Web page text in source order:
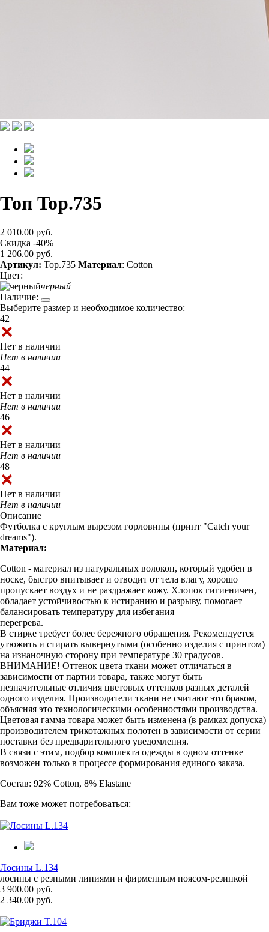
Топ Top.735
2 010.00 руб.
Скидка -40%
1 206.00 руб.
Артикул: Top.735 Материал: Cotton
Цвет:
черный
Наличие:
Выберите размер и необходимое количество:
42
Нет в наличии
Нет в наличии
44
Нет в наличии
Нет в наличии
46
Нет в наличии
Нет в наличии
48
Нет в наличии
Нет в наличии
Описание
Футболка с круглым вырезом горловины (принт "Catch your
dreams").
Материал:
Cotton - материал из натуральных волокон, который удобен в
носке, быстро впитывает и отводит от тела влагу, хорошо
пропускает воздух и не раздражает кожу. Хлопок гигиеничен,
обладает устойчивостью к истиранию и разрыву, помогает
балансировать температуру для избегания
перегрева.
В стирке требует более бережного обращения. Рекомендуется
утюжить и стирать вывернутыми (особенно изделия с принтом)
на изнаночную сторону при температуре 30 градусов.
ВНИМАНИЕ! Оттенок цвета ткани может отличаться в
зависимости от партии товара, также могут быть
незначительные отличия цветовых оттенков разных деталей
одного изделия. Производители ткани не считают это браком,
объясняя это технологическими особенностями производства.
Цветовая гамма товара может быть изменена (в рамках допуска)
производителем трикотажных полотен в зависимости от серии
поставки без предварительного уведомления.
В связи с этим, подбор комплекта одежды в одном оттенке
возможен только в процессе формирования единого заказа.
Состав: 92% Cotton, 8% Elastane
Вам тоже может потребоваться:
Лосины L.134
лосины с резными линиями и фирменным поясом-резинкой
3 900.00 руб.
2 340.00 руб.